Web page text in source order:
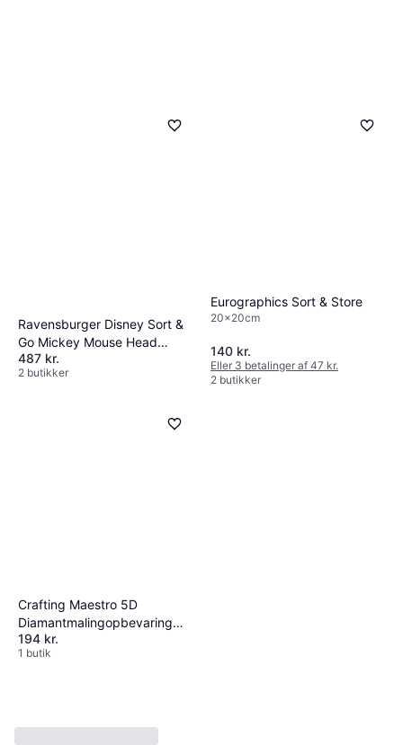
Ravensburger Disney Sort &
Go Mickey Mouse Head
Shaped Sorting Trays
487 kr.
2 butikker
Eurographics Sort & Store
20x20cm
140 kr.
Eller 3 betalinger af 47 kr.
2 butikker
Crafting Maestro 5D
Diamantmalingopbevaring
Kunstværktøjssæt
194 kr.
1 butik